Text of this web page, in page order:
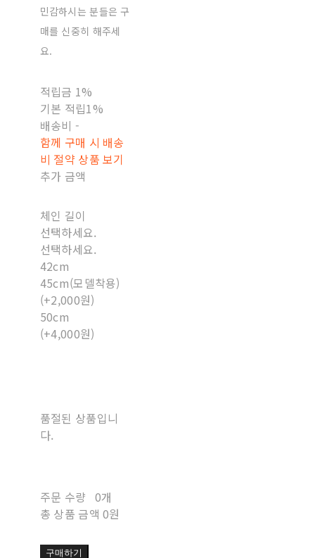
민감하시는 분들은 구
매를 신중히 해주세
요.
적립금 1%
기본 적립1%
배송비 -
함께 구매 시 배송
비 절약 상품 보기
추가 금액
체인 길이
선택하세요.
선택하세요.
42cm
45cm(모델착용)
(+2,000원)
50cm
(+4,000원)
품절된 상품입니
다.
주문 수량 0개
총 상품 금액 0원
구매하기